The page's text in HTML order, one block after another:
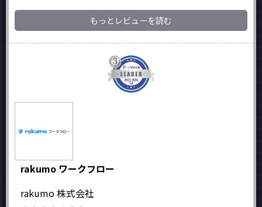
もっとレビューを読む
rakumo ワークフロー
rakumo 株式会社